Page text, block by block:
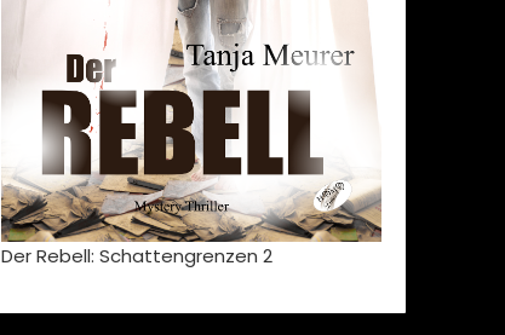
Der Rebell: Schattengrenzen 2